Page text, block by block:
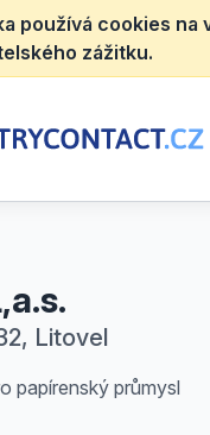
používá cookies na
zážitku.
Litovel
papírenský průmysl